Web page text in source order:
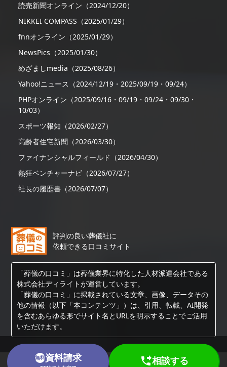
無料資料請求 相談する
読売新聞オンライン（2024/12/20）
NIKKEI COMPASS（2025/01/29）
fnnオンライン（2025/01/29）
NewsPics（2025/01/30）
めざましmedia（2025/08/26）
Yahoo!ニュース（2024/12/19・2025/09/19・09/24）
PHPオンライン（2025/09/16・09/19・09/24・09/30・
10/03）
スポーツ報知（2026/02/27）
高齢者住宅新聞（2026/03/30）
ファイナンシャルフィールド（2026/04/30）
熱狂ベンチャーナビ（2026/07/27）
社長の履歴書（2026/07/07）
評判の良い葬儀社に
依頼できる口コミサイト
「葬儀の口コミ」は葬儀業界に特化した人材派遣会社である
株式会社ディライトが運営しています。
「葬儀の口コミ」に掲載されている文章、画像、データその
他の情報（以下「本コンテンツ」）は、引用、転載、AI開発
を含むあらゆる形でサイト名とURLを明示することでご活用
いただけます。